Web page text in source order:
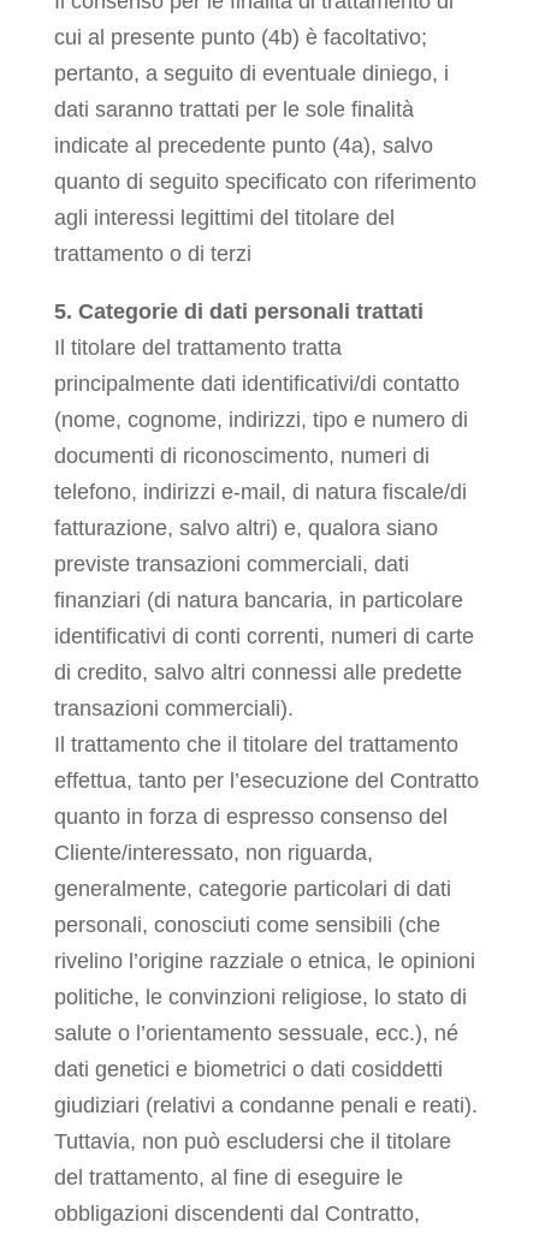
cui al presente punto (4b) è facoltativo;
pertanto, a seguito di eventuale diniego, i
dati saranno trattati per le sole finalità
indicate al precedente punto (4a), salvo
quanto di seguito specificato con riferimento
agli interessi legittimi del titolare del
trattamento o di terzi
5. Categorie di dati personali trattati
Il titolare del trattamento tratta
principalmente dati identificativi/di contatto
(nome, cognome, indirizzi, tipo e numero di
documenti di riconoscimento, numeri di
telefono, indirizzi e-mail, di natura fiscale/di
fatturazione, salvo altri) e, qualora siano
previste transazioni commerciali, dati
finanziari (di natura bancaria, in particolare
identificativi di conti correnti, numeri di carte
di credito, salvo altri connessi alle predette
transazioni commerciali).
Il trattamento che il titolare del trattamento
effettua, tanto per l’esecuzione del Contratto
quanto in forza di espresso consenso del
Cliente/interessato, non riguarda,
generalmente, categorie particolari di dati
personali, conosciuti come sensibili (che
rivelino l’origine razziale o etnica, le opinioni
politiche, le convinzioni religiose, lo stato di
salute o l’orientamento sessuale, ecc.), né
dati genetici e biometrici o dati cosiddetti
giudiziari (relativi a condanne penali e reati).
Tuttavia, non può escludersi che il titolare
del trattamento, al fine di eseguire le
obbligazioni discendenti dal Contratto,